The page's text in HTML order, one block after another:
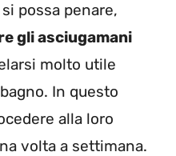
possa penare,
gli asciugamani
molto utile
In questo
alla loro
volta a settimana.